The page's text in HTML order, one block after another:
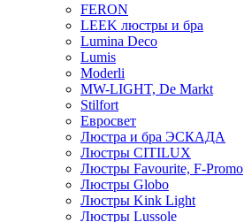
FERON
LEEK люстры и бра
Lumina Deco
Lumis
Moderli
MW-LIGHT, De Markt
Stilfort
Евросвет
Люстра и бра ЭСКАДА
Люстры CITILUX
Люстры Favourite, F-Promo
Люстры Globo
Люстры Kink Light
Люстры Lussole